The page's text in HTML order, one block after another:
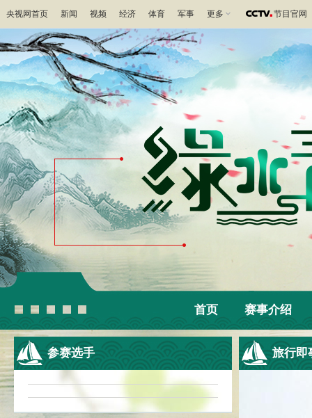
央视网首页 新闻 视频 经济 体育 军事 更多 节目官网
首页 赛事介绍
参赛选手 旅行